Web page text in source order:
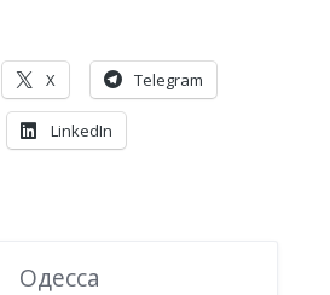
X Telegram
LinkedIn
Одесса